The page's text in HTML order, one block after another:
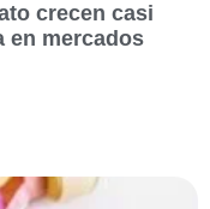
crecen casi
en mercados